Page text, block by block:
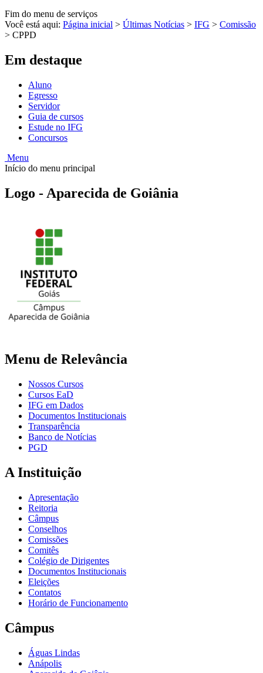
Fim do menu de serviços
Você está aqui: Página inicial > Últimas Notícias > IFG > Comissão
> CPPD
Em destaque
Aluno
Egresso
Servidor
Guia de cursos
Estude no IFG
Concursos
Menu
Início do menu principal
Logo - Aparecida de Goiânia
Menu de Relevância
Nossos Cursos
Cursos EaD
IFG em Dados
Documentos Institucionais
Transparência
Banco de Notícias
PGD
A Instituição
Apresentação
Reitoria
Câmpus
Conselhos
Comissões
Comitês
Colégio de Dirigentes
Documentos Institucionais
Eleições
Contatos
Horário de Funcionamento
Câmpus
Águas Lindas
Anápolis